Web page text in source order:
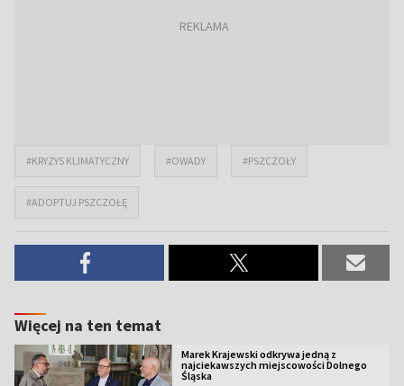
#KRYZYS KLIMATYCZNY #OWADY #PSZCZOŁY
#ADOPTUJ PSZCZOŁĘ
Więcej na ten temat
Marek Krajewski odkrywa jedną z
najciekawszych miejscowości Dolnego
Śląska